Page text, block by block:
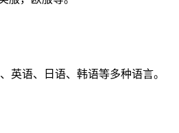
英语、日语、韩语等多种语言。